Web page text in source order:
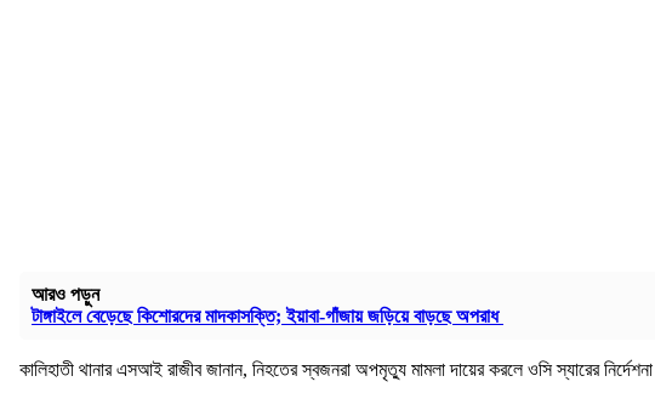
আরও পড়ুন
টাঙ্গাইলে বেড়েছে কিশোরদের মাদকাসক্তি; ইয়াবা-গাঁজায় জড়িয়ে বাড়ছে অপরাধ
কালিহাতী থানার এসআই রাজীব জানান, নিহতের স্বজনরা অপমৃত্যু মামলা দায়ের করলে ওসি স্যারের